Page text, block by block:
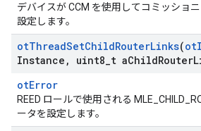
デバイスが CCM を使用してコミッショ
設定します。
otThreadSetChildRouterLinks(ot
Instance , uint8 t aChildRouter
otError
REED ロールで使用される
ータを設定します。